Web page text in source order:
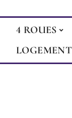
4 ROUES
LOGEMENT